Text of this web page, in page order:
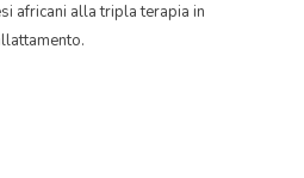
africani alla tripla terapia in